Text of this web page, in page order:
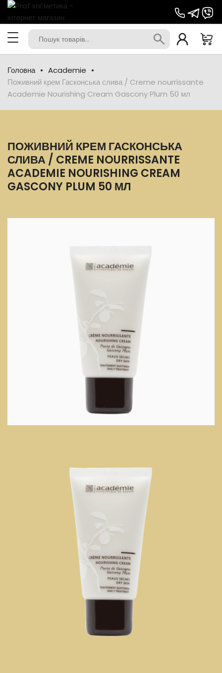
Головна
Academie
Поживний крем Гасконська слива / Creme nourrissante
Academie Nourishing Cream Gascony Plum 50 мл
ПОЖИВНИЙ КРЕМ ГАСКОНСЬКА
СЛИВА / CREME NOURRISSANTE
ACADEMIE NOURISHING CREAM
GASCONY PLUM 50 МЛ